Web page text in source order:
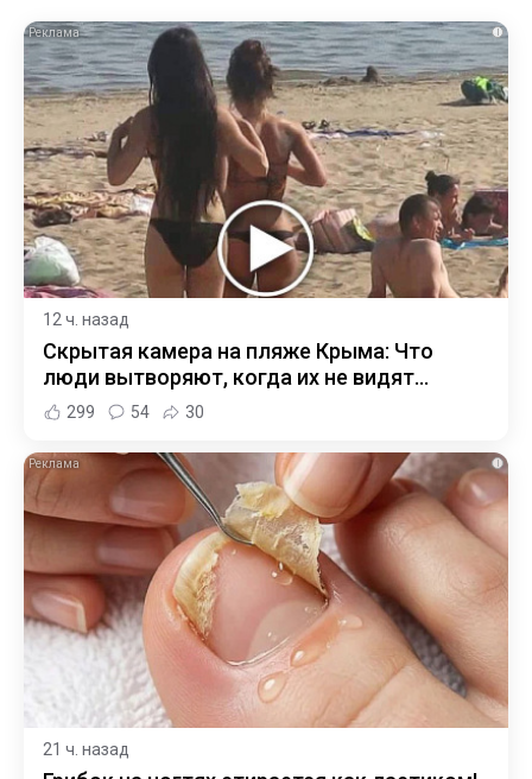
i
12 ч. назад
Скрытая камера на пляже Крыма: Что
люди вытворяют, когда их не видят...
299 54 30
i
21 ч. назад